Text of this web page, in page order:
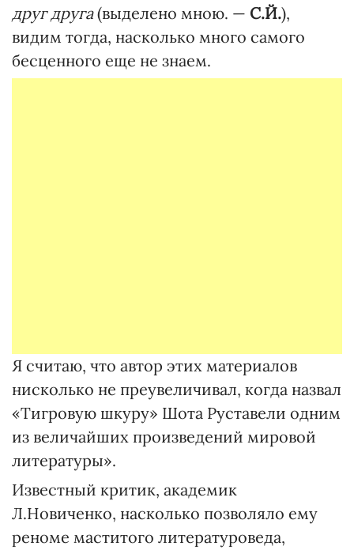
друг друга(выделено мною. — С.Й.),
видим тогда, насколько много самого
бесценного еще не знаем.
Я считаю, что автор этих материалов
нисколько не преувеличивал, когда назвал
«Тигровую шкуру» Шота Руставели одним
из величайших произведений мировой
литературы».
Известный критик, академик
Л.Новиченко, насколько позволяло ему
реноме маститого литературоведа,